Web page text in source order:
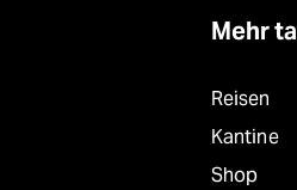
Mehr
Reisen
Kantine
Shop